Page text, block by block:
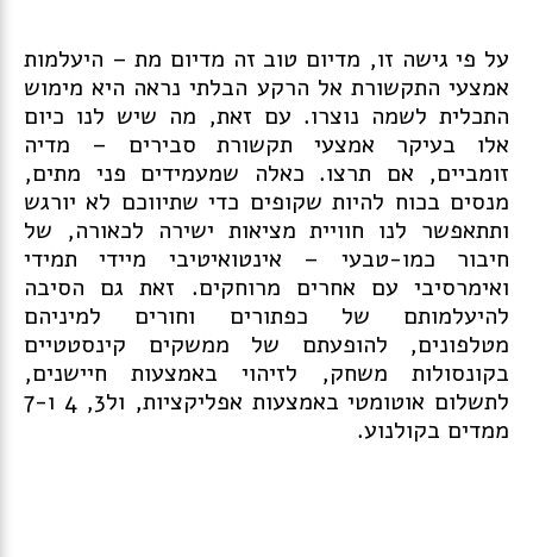
על פי גישה זו, מדיום טוב זה מדיום מת – היעלמות
אמצעי התקשורת אל הרקע הבלתי נראה היא מימוש
התכלית לשמה נוצרו. עם זאת, מה שיש לנו כיום
אלו בעיקר אמצעי תקשורת סבירים – מדיה
זומביים, אם תרצו. כאלה שמעמידים פני מתים,
מנסים בכוח להיות שקופים כדי שתיווכם לא יורגש
ותתאפשר לנו חוויית מציאות ישירה לכאורה, של
חיבור כמו-טבעי – אינטואיטיבי מיידי תמידי
ואימרסיבי עם אחרים מרוחקים. זאת גם הסיבה
להיעלמותם של כפתורים וחורים למיניהם
מטלפונים, להופעתם של ממשקים קינסטטיים
בקונסולות משחק, לזיהוי באמצעות חיישנים,
לתשלום אוטומטי באמצעות אפליקציות, ול3, 4 ו-7
ממדים בקולנוע.